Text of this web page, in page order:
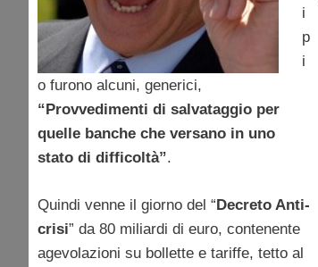
i
p
i
o furono alcuni, generici,
“Provvedimenti di salvataggio per
quelle banche che versano in uno
stato di difficoltà”.
Quindi venne il giorno del “Decreto Anti-
crisi” da 80 miliardi di euro, contenente
agevolazioni su bollette e tariffe, tetto al